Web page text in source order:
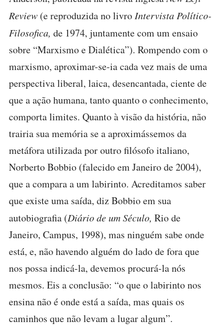
Review (e reproduzida no livro Intervista Político-
Filosofica, de 1974, juntamente com um ensaio
sobre “Marxismo e Dialética”). Rompendo com o
marxismo, aproximar-se-ia cada vez mais de uma
perspectiva liberal, laica, desencantada, ciente de
que a ação humana, tanto quanto o conhecimento,
comporta limites. Quanto à visão da história, não
trairia sua memória se a aproximássemos da
metáfora utilizada por outro filósofo italiano,
Norberto Bobbio (falecido em Janeiro de 2004),
que a compara a um labirinto. Acreditamos saber
que existe uma saída, diz Bobbio em sua
autobiografia (Diário de um Século, Rio de
Janeiro, Campus, 1998), mas ninguém sabe onde
está, e, não havendo alguém do lado de fora que
nos possa indicá-la, devemos procurá-la nós
mesmos. Eis a conclusão: “o que o labirinto nos
ensina não é onde está a saída, mas quais os
caminhos que não levam a lugar algum”.